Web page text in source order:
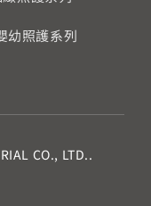
幼照護系列
CO., LTD..